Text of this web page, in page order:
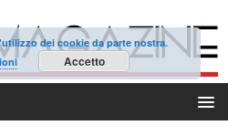
dei cookie da parte nostra.
Accetto